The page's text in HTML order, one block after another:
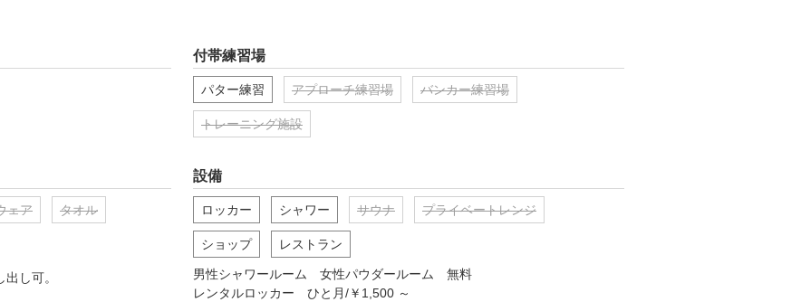
付帯練習場
パター練習 アプローチ練習場 バンカー練習場
トレーニング施設
ェア タオル
し可。
設備
ロッカー シャワー サウナ プライベートレンジ
ショップ レストラン
男性シャワールーム　女性パウダールーム　無料
レンタルロッカー　ひと月/￥1,500 ～